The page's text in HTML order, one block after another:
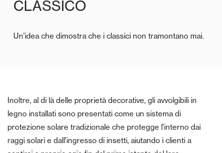
CLASSICO
Un'idea che dimostra che i classici non tramontano mai.
Inoltre, al di là delle proprietà decorative, gli avvolgibili in
legno installati sono presentati come un sistema di
protezione solare tradizionale che protegge l'interno dai
raggi solari e dall'ingresso di insetti, aiutando i clienti a